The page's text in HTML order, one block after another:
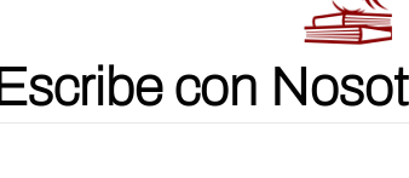
Escribe con